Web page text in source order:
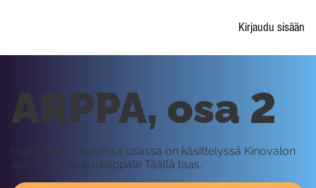
Kirjaudu sisään
ARPPA, osa 2
Haastattelun toisessa osassa on käsittelyssä Kinovalon
alla -levyn avauskappale Täällä taas.